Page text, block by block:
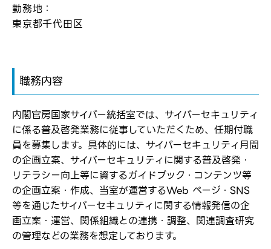
ログイン
勤務地：
東京都千代田区
職務内容
内閣官房国家サイバー統括室では、サイバーセキュリティ
に係る普及啓発業務に従事していただくため、任期付職
員を募集します。具体的には、サイバーセキュリティ月間
の企画立案、サイバーセキュリティに関する普及啓発・
リテラシー向上等に資するガイドブック・コンテンツ等
の企画立案・作成、当室が運営するWeb ページ・SNS
等を通じたサイバーセキュリティに関する情報発信の企
画立案・運営、関係組織との連携・調整、関連調査研究
の管理などの業務を想定しております。